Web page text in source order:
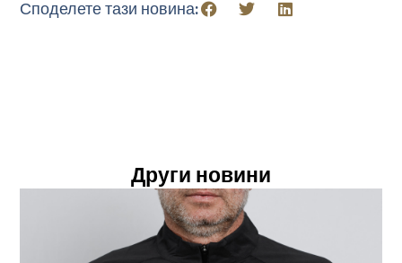
Споделете тази новина:
Други новини